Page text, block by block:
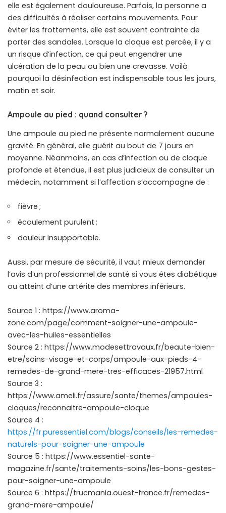
elle est également douloureuse. Parfois, la personne a
des difficultés à réaliser certains mouvements. Pour
éviter les frottements, elle est souvent contrainte de
porter des sandales. Lorsque la cloque est percée, il y a
un risque d’infection, ce qui peut engendrer une
ulcération de la peau ou bien une crevasse. Voilà
pourquoi la désinfection est indispensable tous les jours,
matin et soir.
Ampoule au pied : quand consulter ?
Une ampoule au pied ne présente normalement aucune
gravité. En général, elle guérit au bout de 7 jours en
moyenne. Néanmoins, en cas d’infection ou de cloque
profonde et étendue, il est plus judicieux de consulter un
médecin, notamment si l’affection s’accompagne de :
fièvre ;
écoulement purulent ;
douleur insupportable.
Aussi, par mesure de sécurité, il vaut mieux demander
l’avis d’un professionnel de santé si vous êtes diabétique
ou atteint d’une artérite des membres inférieurs.
Source 1 : https://www.aroma-
zone.com/page/comment-soigner-une-ampoule-
avec-les-huiles-essentielles
Source 2 : https://www.modesettravaux.fr/beaute-bien-
etre/soins-visage-et-corps/ampoule-aux-pieds-4-
remedes-de-grand-mere-tres-efficaces-21957.html
Source 3 :
https://www.ameli.fr/assure/sante/themes/ampoules-
cloques/reconnaitre-ampoule-cloque
Source 4 :
https://fr.puressentiel.com/blogs/conseils/les-remedes-
naturels-pour-soigner-une-ampoule
Source 5 : https://www.essentiel-sante-
magazine.fr/sante/traitements-soins/les-bons-gestes-
pour-soigner-une-ampoule
Source 6 : https://trucmania.ouest-france.fr/remedes-
grand-mere-ampoule/